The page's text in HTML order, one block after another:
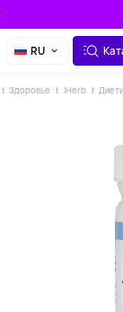
RU
Здоровье IHerb